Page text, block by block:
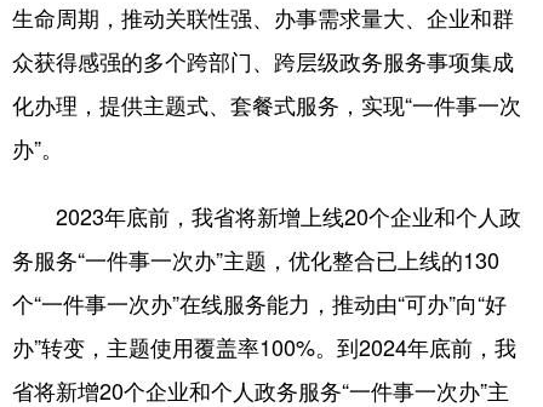
生命周期，推动关联性强、办事需求量大、企业和群
众获得感强的多个跨部门、跨层级政务服务事项集成
化办理，提供主题式、套餐式服务，实现“一件事一次
办”。
2023年底前，我省将新增上线20个企业和个人政
务服务“一件事一次办”主题，优化整合已上线的130
个“一件事一次办”在线服务能力，推动由“可办”向“好
办”转变，主题使用覆盖率100%。到2024年底前，我
省将新增20个企业和个人政务服务“一件事一次办”主